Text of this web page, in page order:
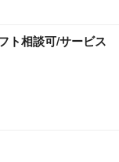
ト相談可/サービス